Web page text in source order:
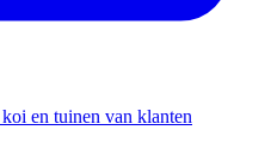
en tuinen van klanten